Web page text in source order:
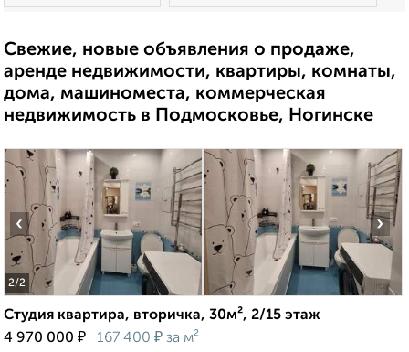
Свежие, новые объявления о продаже,
аренде недвижимости, квартиры, комнаты,
дома, машиноместа, коммерческая
недвижимость в Подмосковье, Ногинске
2/2
‹ ›
Студия квартира, вторичка, 30м², 2/15 этаж
4 970 000 ₽ 167 400 ₽ за м²